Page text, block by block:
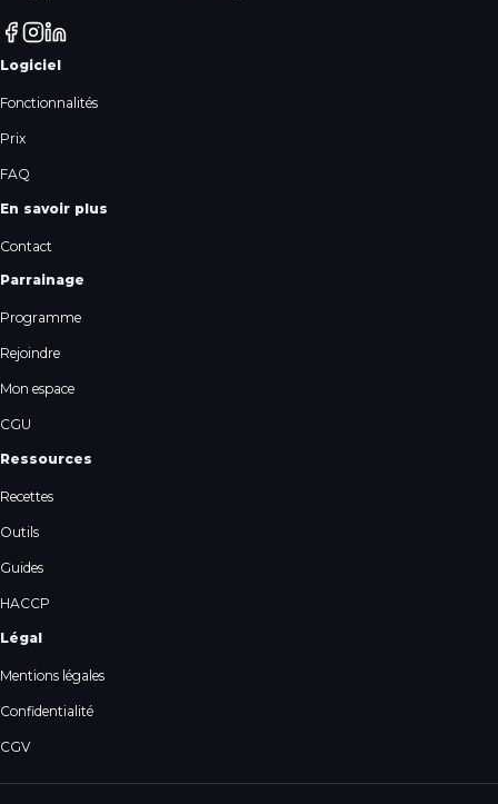
Logiciel
Fonctionnalités
Prix
FAQ
En savoir plus
Contact
Parrainage
Programme
Rejoindre
Mon espace
CGU
Ressources
Recettes
Outils
Guides
HACCP
Légal
Mentions légales
Confidentialité
CGV